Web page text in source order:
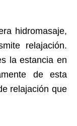
hidromasaje,
relajación.
la estancia en
de esta
relajación que